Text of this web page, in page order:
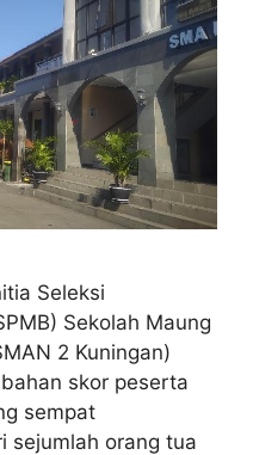
Seleksi
Sekolah Maung
2 Kuningan)
skor peserta
sempat
sejumlah orang tua